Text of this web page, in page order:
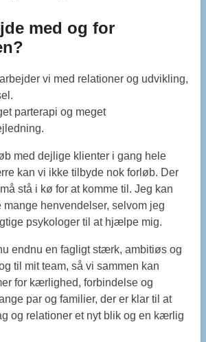
med og for
arbejder vi med relationer og udvikling,
parterapi og meget
med dejlige klienter i gang hele
kan vi ikke tilbyde nok forløb. Der
stå i kø for at komme til. Jeg kan
mange henvendelser, selvom jeg
psykologer til at hjælpe mig.
endnu en fagligt stærk, ambitiøs og
til mit team, så vi sammen kan
for kærlighed, forbindelse og
par og familier, der er klar til at
og relationer et nyt blik og en kærlig